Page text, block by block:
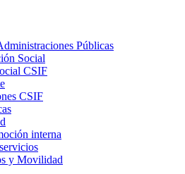
Públicas
Social
CSIF
CSIF
interna
y Movilidad